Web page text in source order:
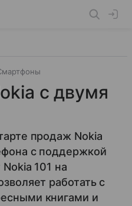
с двумя
продаж Nokia
с поддержкой
101 на
работать с
книгами и